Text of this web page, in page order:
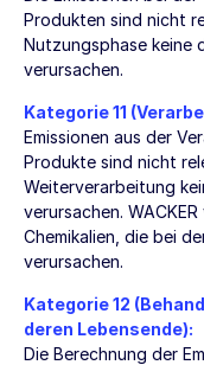
Produkten sind nicht
Nutzungsphase keine
verursachen.
Kategorie 11
Emissionen aus der
Produkte sind nicht
Weiterverarbeitung
verursachen.
Chemikalien, die bei
verursachen.
Kategorie 12
deren Lebensende):
Die Berechnung der